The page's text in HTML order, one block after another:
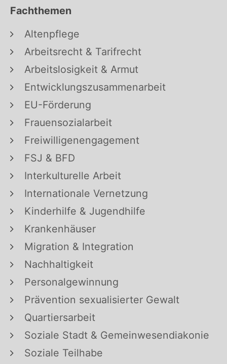
Fachthemen
Altenpflege
Arbeitsrecht & Tarifrecht
Arbeitslosigkeit & Armut
Entwicklungszusammenarbeit
EU-Förderung
Frauensozialarbeit
Freiwilligenengagement
FSJ & BFD
Interkulturelle Arbeit
Internationale Vernetzung
Kinderhilfe & Jugendhilfe
Krankenhäuser
Migration & Integration
Nachhaltigkeit
Personalgewinnung
Prävention sexualisierter Gewalt
Quartiersarbeit
Soziale Stadt & Gemeinwesendiakonie
Soziale Teilhabe